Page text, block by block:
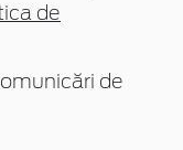
de
de